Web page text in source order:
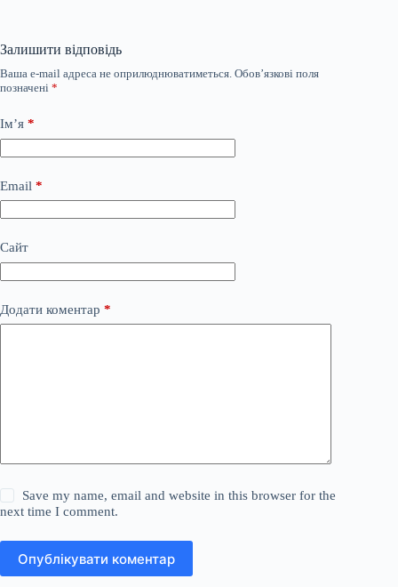
Залишити відповідь
Ваша e-mail адреса не оприлюднюватиметься. Обов’язкові поля
позначені *
Ім’я *
Email *
Сайт
Додати коментар *
Save my name, email and website in this browser for the
next time I comment.
Опублікувати коментар